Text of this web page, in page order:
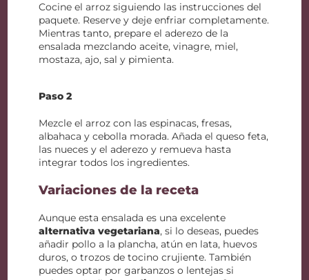
Cocine el arroz siguiendo las instrucciones del
paquete. Reserve y deje enfriar completamente.
Mientras tanto, prepare el aderezo de la
ensalada mezclando aceite, vinagre, miel,
mostaza, ajo, sal y pimienta.
Paso 2
Mezcle el arroz con las espinacas, fresas,
albahaca y cebolla morada. Añada el queso feta,
las nueces y el aderezo y remueva hasta
integrar todos los ingredientes.
Variaciones de la receta
Aunque esta ensalada es una excelente
alternativa vegetariana, si lo deseas, puedes
añadir pollo a la plancha, atún en lata, huevos
duros, o trozos de tocino crujiente. También
puedes optar por garbanzos o lentejas si